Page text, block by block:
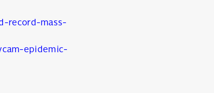
record-mass-
epidemic-